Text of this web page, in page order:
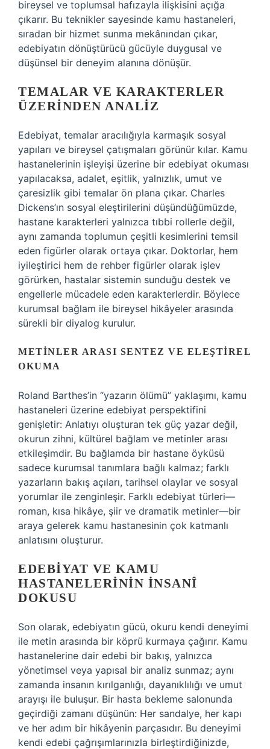
bireysel ve toplumsal hafızayla ilişkisini açığa
çıkarır. Bu teknikler sayesinde kamu hastaneleri,
sıradan bir hizmet sunma mekânından çıkar,
edebiyatın dönüştürücü gücüyle duygusal ve
düşünsel bir deneyim alanına dönüşür.
TEMALAR VE KARAKTERLER
ÜZERINDEN ANALIZ
Edebiyat, temalar aracılığıyla karmaşık sosyal
yapıları ve bireysel çatışmaları görünür kılar. Kamu
hastanelerinin işleyişi üzerine bir edebiyat okuması
yapılacaksa, adalet, eşitlik, yalnızlık, umut ve
çaresizlik gibi temalar ön plana çıkar. Charles
Dickens’ın sosyal eleştirilerini düşündüğümüzde,
hastane karakterleri yalnızca tıbbi rollerle değil,
aynı zamanda toplumun çeşitli kesimlerini temsil
eden figürler olarak ortaya çıkar. Doktorlar, hem
iyileştirici hem de rehber figürler olarak işlev
görürken, hastalar sistemin sunduğu destek ve
engellerle mücadele eden karakterlerdir. Böylece
kurumsal bağlam ile bireysel hikâyeler arasında
sürekli bir diyalog kurulur.
METINLER ARASI SENTEZ VE ELEŞTIREL
OKUMA
Roland Barthes’in “yazarın ölümü” yaklaşımı, kamu
hastaneleri üzerine edebiyat perspektifini
genişletir: Anlatıyı oluşturan tek güç yazar değil,
okurun zihni, kültürel bağlam ve metinler arası
etkileşimdir. Bu bağlamda bir hastane öyküsü
sadece kurumsal tanımlara bağlı kalmaz; farklı
yazarların bakış açıları, tarihsel olaylar ve sosyal
yorumlar ile zenginleşir. Farklı edebiyat türleri—
roman, kısa hikâye, şiir ve dramatik metinler—bir
araya gelerek kamu hastanesinin çok katmanlı
anlatısını oluşturur.
EDEBIYAT VE KAMU
HASTANELERININ İNSANÎ
DOKUSU
Son olarak, edebiyatın gücü, okuru kendi deneyimi
ile metin arasında bir köprü kurmaya çağırır. Kamu
hastanelerine dair edebi bir bakış, yalnızca
yönetimsel veya yapısal bir analiz sunmaz; aynı
zamanda insanın kırılganlığı, dayanıklılığı ve umut
arayışı ile buluşur. Bir hasta bekleme salonunda
geçirdiği zamanı düşünün: Her sandalye, her kapı
ve her adım bir hikâyenin parçasıdır. Bu deneyimi
kendi edebi çağrışımlarınızla birleştirdiğinizde,